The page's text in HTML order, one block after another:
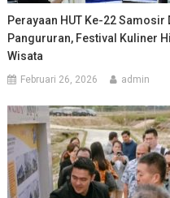
Perayaan HUT Ke-22
Pangururan, Festival Kuliner
Wisata
Februari 26, 2026 admin